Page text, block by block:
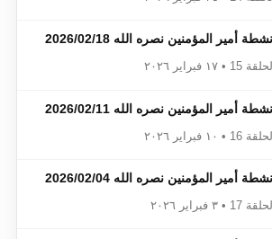
أنشطة أمير المؤمنين نصره الله 2026/02/18
الحلقة 15 • ١٧ فبراير ٢٠٢٦
أمير المؤمنين نصره الله 2026/02/11
16 • ١٠ فبراير ٢٠٢٦
أنشطة أمير المؤمنين نصره الله 2026/02/04
الحلقة 17 • ٣ فبراير ٢٠٢٦